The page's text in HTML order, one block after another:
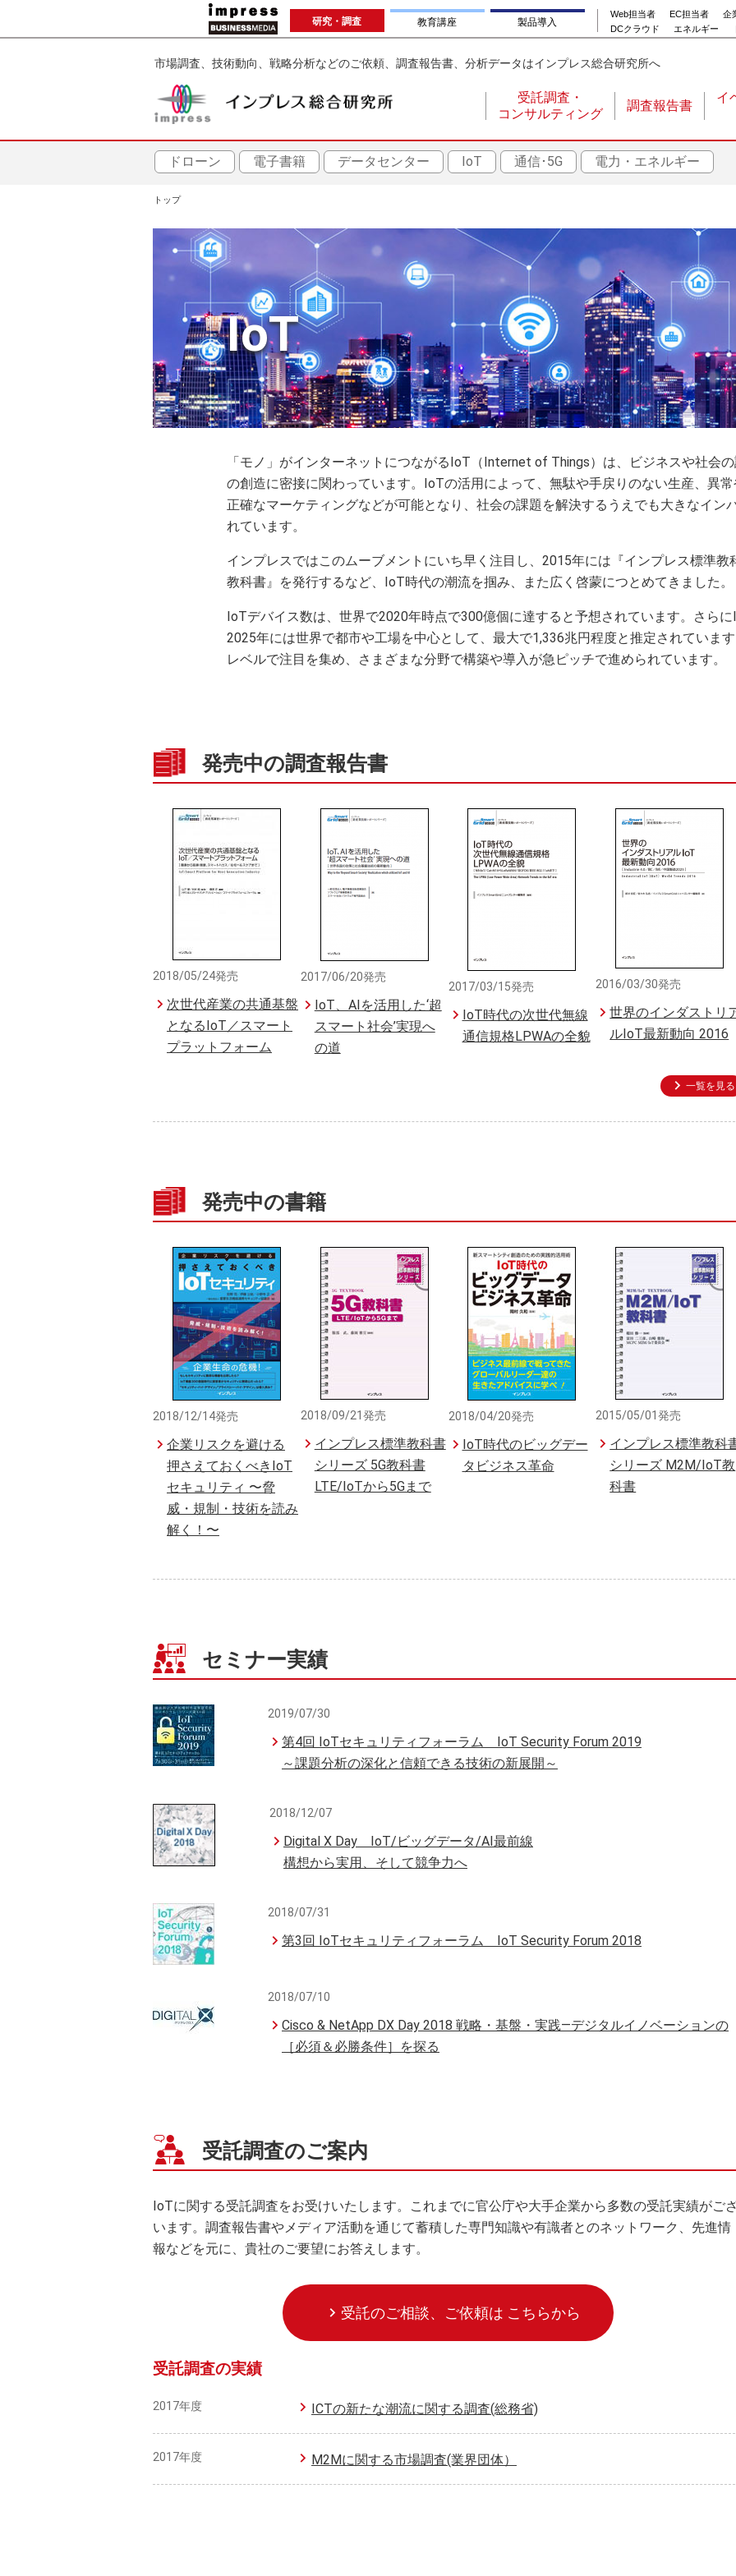
ン
研究・調査 教育講座 製品導入
Web担当者 EC担当者
企
DCクラウド
エネルギー
市場調査、技術動向、戦略分析などのご依頼、調査報告書、分析データはインプレス総合研究所へ
メ
イ
ー
シ
ン
受託調査・
コンサルティング
調査報告書
イ
ドローン 電子書籍 データセンター IoT 通信･5G 電力・エネルギー
トップ
IoT
「モノ」がインターネットにつながるIoT（Internet of Things）は、ビジネスや社会
の創造に密接に関わっています。IoTの活用によって、無駄や手戻りのない生産、異
正確なマーケティングなどが可能となり、社会の課題を解決するうえでも大きなイン
れています。
インプレスではこのムーブメントにいち早く注目し、2015年には『インプレス標準
教科書』を発行するなど、IoT時代の潮流を掴み、また広く啓蒙につとめてきました。
IoTデバイス数は、世界で2020年時点で300億個に達すると予想されています。さら
2025年には世界で都市や工場を中心として、最大で1,336兆円程度と推定されていま
レベルで注目を集め、さまざまな分野で構築や導入が急ピッチで進められています。
発売中の調査報告書
2018/05/24発売
次世代産業の共通基盤
となるIoT／スマート
プラットフォーム
2017/06/20発売
IoT、AIを活用した‘超
スマート社会’実現へ
の道
2017/03/15発売
IoT時代の次世代無線
通信規格LPWAの全貌
2016/03/30発売
世界のインダストリ
ルIoT最新動向 2016
一覧を見る
発売中の書籍
2018/12/14発売
企業リスクを避ける
押さえておくべきIoT
セキュリティ 〜脅
威・規制・技術を読み
解く！〜
2018/09/21発売
インプレス標準教科書
シリーズ 5G教科書
LTE/IoTから5Gまで
2018/04/20発売
IoT時代のビッグデー
タビジネス革命
2015/05/01発売
インプレス標準教科
シリーズ M2M/IoT教
科書
セミナー実績
2019/07/30
第4回 IoTセキュリティフォーラム IoT Security Forum 2019
～課題分析の深化と信頼できる技術の新展開～
2018/12/07
Digital X Day IoT/ビッグデータ/AI最前線
構想から実用、そして競争力へ
2018/07/31
第3回 IoTセキュリティフォーラム IoT Security Forum 2018
2018/07/10
Cisco & NetApp DX Day 2018 戦略・基盤・実践―デジタルイノベーションの
［必須＆必勝条件］を探る
受託調査のご案内
IoTに関する受託調査をお受けいたします。これまでに官公庁や大手企業から多数の受託実績がご
います。調査報告書やメディア活動を通じて蓄積した専門知識や有識者とのネットワーク、先進情
報などを元に、貴社のご要望にお答えします。
受託のご相談、ご依頼は こちらから
受託調査の実績
2017年度 ICTの新たな潮流に関する調査(総務省)
2017年度 M2Mに関する市場調査(業界団体）